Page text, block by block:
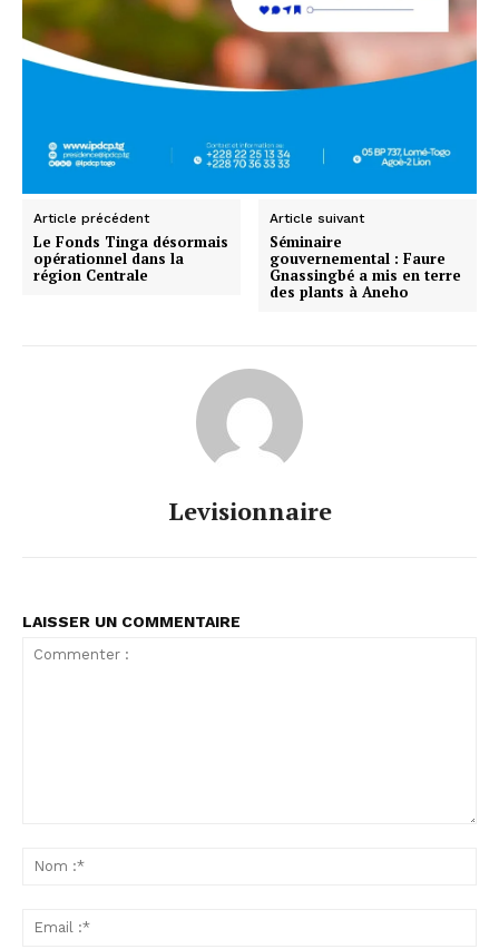
Article précédent
Le Fonds Tinga désormais
opérationnel dans la
région Centrale
Article suivant
Séminaire
gouvernemental : Faure
Gnassingbé a mis en terre
des plants à Aneho
Levisionnaire
LAISSER UN COMMENTAIRE